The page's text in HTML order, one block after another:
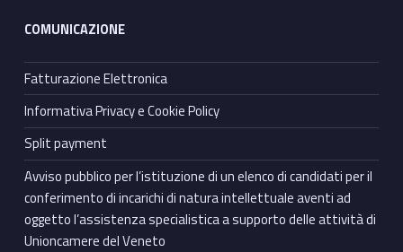
COMUNICAZIONE
Fatturazione Elettronica
Informativa Privacy e Cookie Policy
Split payment
Avviso pubblico per l’istituzione di un elenco di candidati per il
conferimento di incarichi di natura intellettuale aventi ad
oggetto l’assistenza specialistica a supporto delle attività di
Unioncamere del Veneto